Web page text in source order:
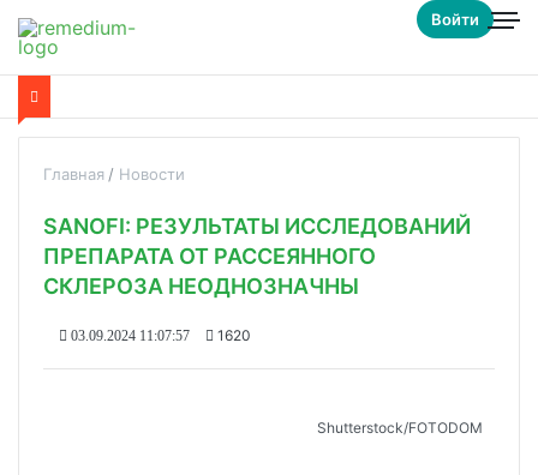
Войти
Главная Новости
SANOFI: РЕЗУЛЬТАТЫ ИССЛЕДОВАНИЙ
ПРЕПАРАТА ОТ РАССЕЯННОГО
СКЛЕРОЗА НЕОДНОЗНАЧНЫ
03.09.2024 11:07:57 1620
Shutterstoсk/FOTODOM